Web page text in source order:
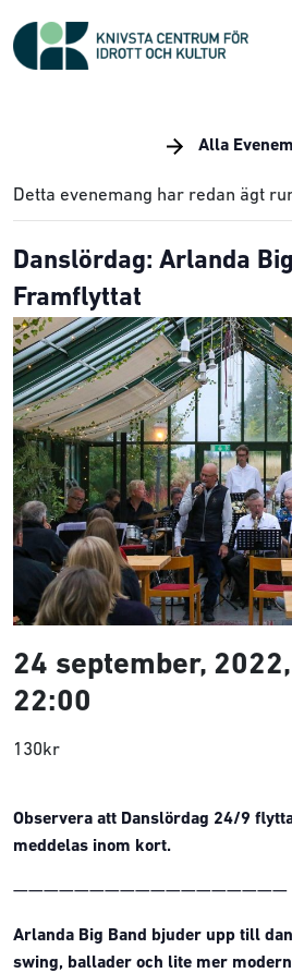
Alla
Detta evenemang har redan ägt
Danslördag: Arlanda
Framflyttat
24 september,
22:00
130kr
Observera att Danslördag 24/9
meddelas inom kort.
——————————————————
Arlanda Big Band bjuder upp till
swing, ballader och lite mer